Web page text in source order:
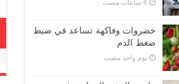
خضروات وفاكهة تساعد في ضبط
ضغط الدم
‏يوم واحد مضت